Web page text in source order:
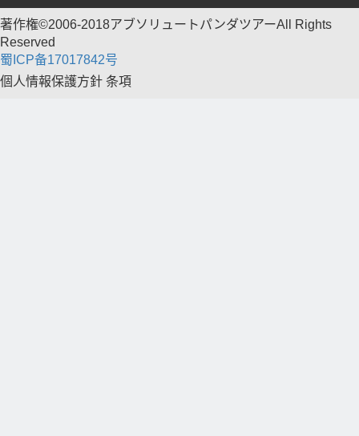
著作権©2006-2018アブソリュートパンダツアーAll Rights
Reserved
蜀ICP备17017842号
個人情報保護方針 条項